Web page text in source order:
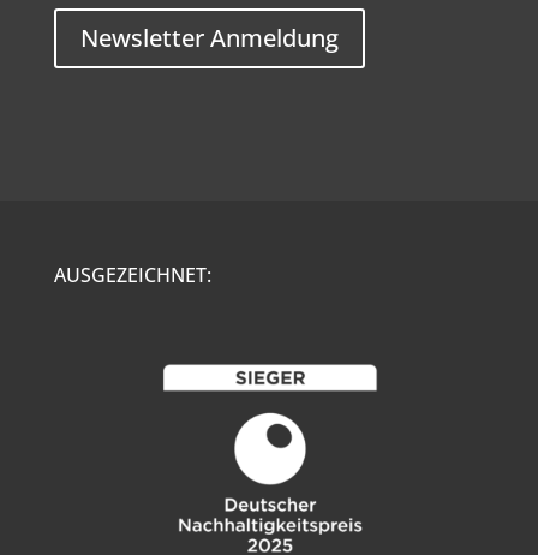
Newsletter Anmeldung
AUSGEZEICHNET: